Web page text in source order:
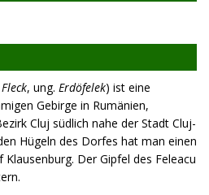
Fleck, ung. Erdöfelek) ist eine
Gebirge in Rumänien,
Cluj südlich nahe der Stadt Cluj-
Hügeln des Dorfes hat man einen
Der Gipfel des Feleacu